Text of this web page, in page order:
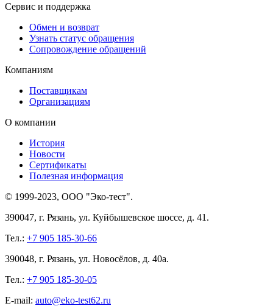
Сервис и поддержка
Обмен и возврат
Узнать статус обращения
Сопровождение обращений
Компаниям
Поставщикам
Организациям
О компании
История
Новости
Сертификаты
Полезная информация
© 1999-2023, ООО "Эко-тест".
390047, г. Рязань, ул. Куйбышевское шоссе, д. 41.
Тел.: +7 905 185-30-66
390048, г. Рязань, ул. Новосёлов, д. 40а.
Тел.: +7 905 185-30-05
E-mail: auto@eko-test62.ru